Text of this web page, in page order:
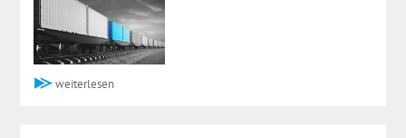
weiterlesen